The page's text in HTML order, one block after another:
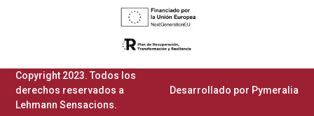
Copyright 2023. Todos los
derechos reservados a
Lehmann Sensacions.​
Desarrollado por Pymeralia